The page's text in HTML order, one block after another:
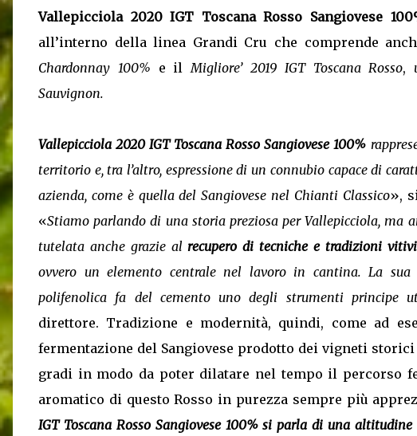
Vallepicciola 2020 IGT Toscana Rosso Sangiovese
all’interno della linea Grandi Cru che comprende
Chardonnay 100% e ilMigliore’ 2019 IGT Toscana Rosso,
Sauvignon.
Vallepicciola 2020 IGT Toscana Rosso Sangiovese 100%
territorio e, tra l’altro, espressione di un connubio capace di
azienda, come è quella del Sangiovese nel Chianti Classico»,
«Stiamo parlando di una storia preziosa per Vallepicciola, ma
tutelata anche grazie alrecupero di tecniche e tradizioni
ovvero un elemento centrale nel lavoro in cantina. La
polifenolica fa del cemento uno degli strumenti principe
direttore. Tradizione e modernità, quindi, come ad
fermentazione del Sangiovese prodotto dei vigneti
gradi in modo da poter dilatare nel tempo il percorso
aromatico di questo Rosso in purezza sempre più
IGT Toscana Rosso Sangiovese 100% si parla di una